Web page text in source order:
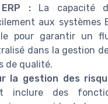
:La capacité
aux systèmes
pour garantir un
dans la gestion
de qualité.
la gestion des
inclure des